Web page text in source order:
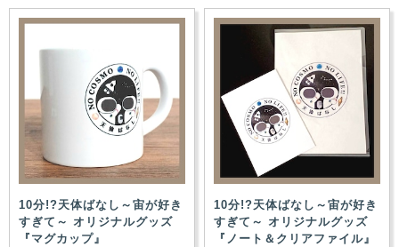
10分!?天体ばなし～宙が好き
すぎて～ オリジナルグッズ
『マグカップ』
10分!?天体ばなし～宙が好き
すぎて～ オリジナルグッズ
『ノート＆クリアファイル』